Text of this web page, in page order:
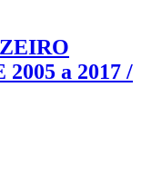
a 2017 /